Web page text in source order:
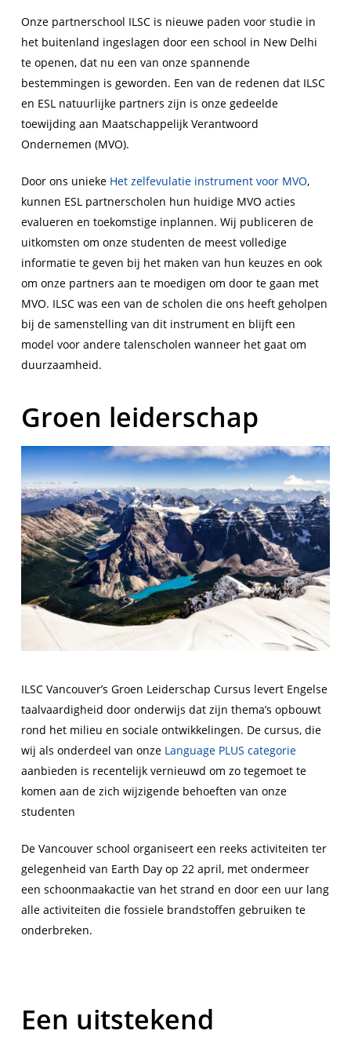
Onze partnerschool ILSC is nieuwe paden voor studie in
het buitenland ingeslagen door een school in New Delhi
te openen, dat nu een van onze spannende
bestemmingen is geworden. Een van de redenen dat ILSC
en ESL natuurlijke partners zijn is onze gedeelde
toewijding aan Maatschappelijk Verantwoord
Ondernemen (MVO).
Door ons unieke Het zelfevulatie instrument voor MVO,
kunnen ESL partnerscholen hun huidige MVO acties
evalueren en toekomstige inplannen. Wij publiceren de
uitkomsten om onze studenten de meest volledige
informatie te geven bij het maken van hun keuzes en ook
om onze partners aan te moedigen om door te gaan met
MVO. ILSC was een van de scholen die ons heeft geholpen
bij de samenstelling van dit instrument en blijft een
model voor andere talenscholen wanneer het gaat om
duurzaamheid.
Groen leiderschap
ILSC Vancouver’s Groen Leiderschap Cursus levert Engelse
taalvaardigheid door onderwijs dat zijn thema’s opbouwt
rond het milieu en sociale ontwikkelingen. De cursus, die
wij als onderdeel van onze Language PLUS categorie
aanbieden is recentelijk vernieuwd om zo tegemoet te
komen aan de zich wijzigende behoeften van onze
studenten
De Vancouver school organiseert een reeks activiteiten ter
gelegenheid van Earth Day op 22 april, met ondermeer
een schoonmaakactie van het strand en door een uur lang
alle activiteiten die fossiele brandstoffen gebruiken te
onderbreken.
Een uitstekend